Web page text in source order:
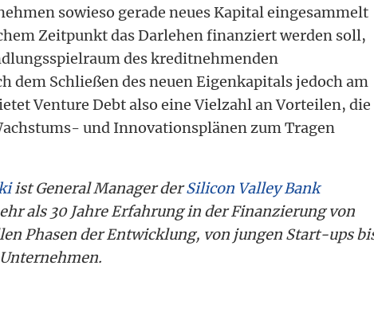
sowieso gerade neues Kapital eingesammelt
Zeitpunkt das Darlehen finanziert werden soll,
des kreditnehmenden
dem Schließen des neuen Eigenkapitals jedoch am
Venture Debt also eine Vielzahl an Vorteilen, die
und Innovationsplänen zum Tragen
ist General Manager derSilicon Valley Bank
als 30 Jahre Erfahrung in der Finanzierung von
Phasen der Entwicklung, von jungen Start-ups